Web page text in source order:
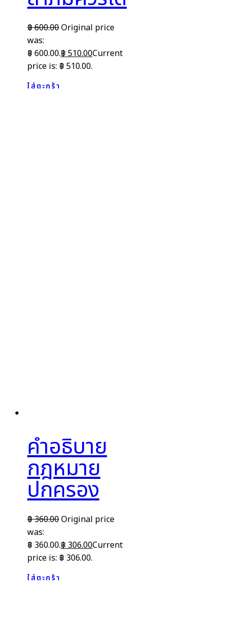
฿600.00Original price
was:
฿ 600.00.฿510.00Current
price is: ฿ 510.00.
ใส่ตะกร้า
คำอธิบาย
กฎหมาย
ปกครอง
฿360.00Original price
was:
฿ 360.00.฿306.00Current
price is: ฿ 306.00.
ใส่ตะกร้า